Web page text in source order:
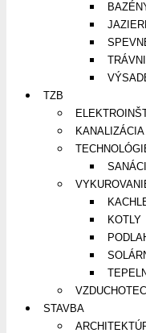
TZB
KANALIZÁCIA
KOTLY
STAVBA